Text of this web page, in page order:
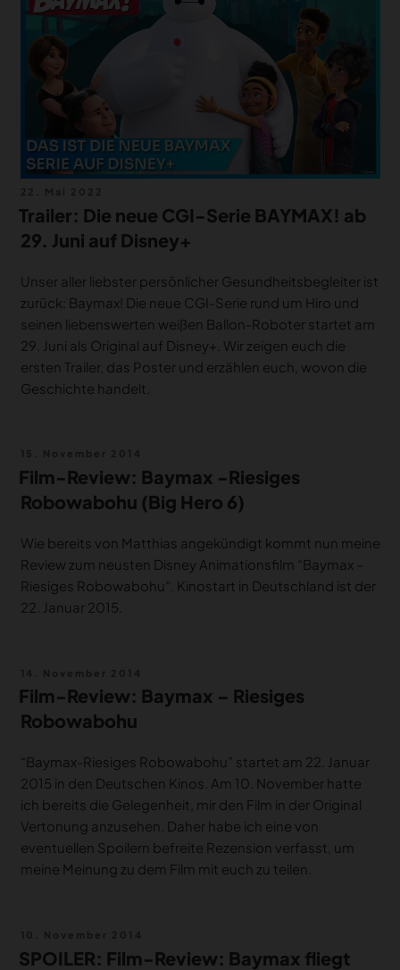
DEALS
MEIN HQ
am
Trailer: Die neue CGI-Serie BAYMAX! ab
29. Juni auf Disney+
Unser aller liebster persönlicher Gesundheitsbegleiter ist
zurück: Baymax! Die neue CGI-Serie rund um Hiro und
seinen liebenswerten weißen Ballon-Roboter startet am
29. Juni als Original auf Disney+. Wir zeigen euch die
ersten Trailer, das Poster und erzählen euch, wovon die
Geschichte handelt.
am
Film-Review: Baymax -Riesiges
Robowabohu (Big Hero 6)
Wie bereits von Matthias angekündigt kommt nun meine
Review zum neusten Disney Animationsfilm “Baymax –
Riesiges Robowabohu”. Kinostart in Deutschland ist der
22. Januar 2015.
am
Film-Review: Baymax – Riesiges
Robowabohu
“Baymax-Riesiges Robowabohu” startet am 22. Januar
2015 in den Deutschen Kinos. Am 10. November hatte
ich bereits die Gelegenheit, mir den Film in der Original
Vertonung anzusehen. Daher habe ich eine von
eventuellen Spoilern befreite Rezension verfasst, um
meine Meinung zu dem Film mit euch zu teilen.
am
SPOILER: Film-Review: Baymax fliegt